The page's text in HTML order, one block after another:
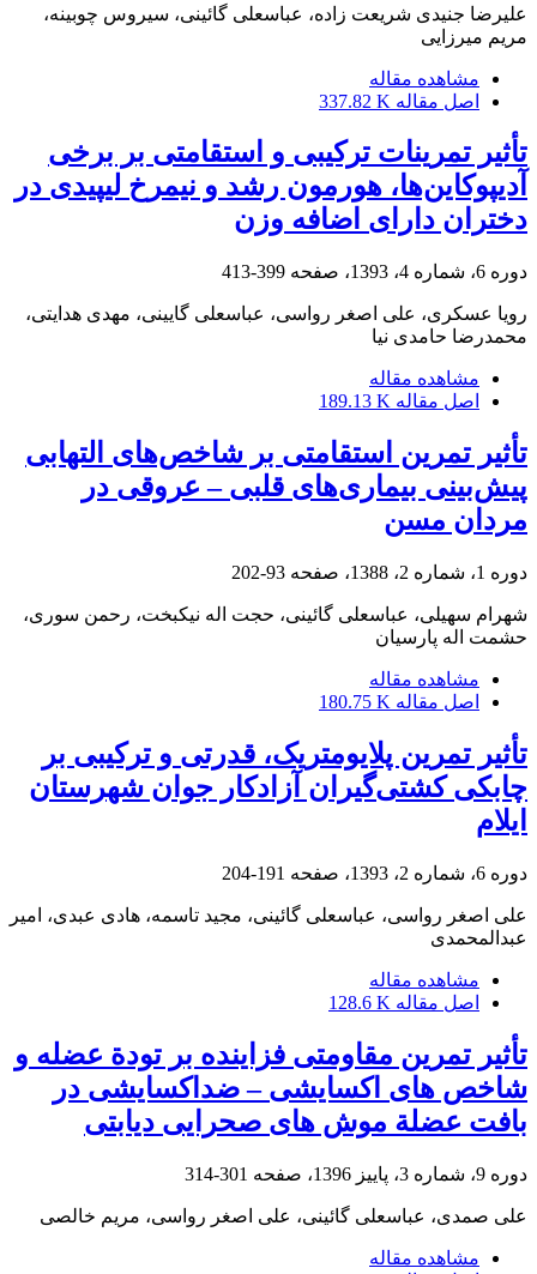
علیرضا جنیدی شریعت زاده، عباسعلی گائینی، سیروس چوبینه،
مریم میرزایی
مشاهده مقاله
اصل مقاله 337.82 K
تأثیر تمرینات ترکیبی و استقامتی بر برخی
آدیپوکاین‌ها، هورمون رشد و نیمرخ لیپیدی در
دختران دارای اضافه وزن
دوره 6، شماره 4، 1393، صفحه 399-413
رویا عسکری، علی اصغر رواسی، عباسعلی گایینی، مهدی هدایتی،
محمدرضا حامدی نیا
مشاهده مقاله
اصل مقاله 189.13 K
تأثیر تمرین استقامتی بر شاخص‌های التهابی
پیش‌بینی بیماری‌های قلبی – عروقی در
مردان مسن
دوره 1، شماره 2، 1388، صفحه 93-202
شهرام سهیلی، عباسعلی گائینی، حجت اله نیکبخت، رحمن سوری،
حشمت اله پارسیان
مشاهده مقاله
اصل مقاله 180.75 K
تأثیر تمرین پلایومتریک، قدرتی و ترکیبی بر
چابکی کشتی‌گیران آزادکار جوان شهرستان
ایلام
دوره 6، شماره 2، 1393، صفحه 191-204
علی اصغر رواسی، عباسعلی گائینی، مجید تاسمه، هادی عبدی، امیر
عبدالمحمدی
مشاهده مقاله
اصل مقاله 128.6 K
تأثیر تمرین مقاومتی فزاینده بر تودة عضله و
شاخص های اکسایشی – ضداکسایشی در
بافت عضلة موش های صحرایی دیابتی
دوره 9، شماره 3، پاییز 1396، صفحه 301-314
علی صمدی، عباسعلی گائینی، علی اصغر رواسی، مریم خالصی
مشاهده مقاله